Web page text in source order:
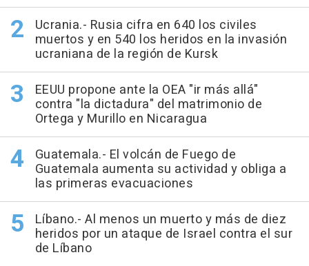
Ucrania.- Rusia cifra en 640 los civiles
muertos y en 540 los heridos en la invasión
ucraniana de la región de Kursk
EEUU propone ante la OEA "ir más allá"
contra "la dictadura" del matrimonio de
Ortega y Murillo en Nicaragua
Guatemala.- El volcán de Fuego de
Guatemala aumenta su actividad y obliga a
las primeras evacuaciones
Líbano.- Al menos un muerto y más de diez
heridos por un ataque de Israel contra el sur
de Líbano